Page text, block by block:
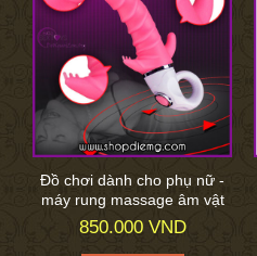
Đồ chơi dành cho phụ nữ -
máy rung massage âm vật
850.000 VND